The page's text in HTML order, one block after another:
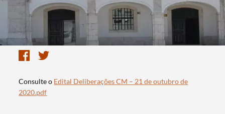
Consulte o Edital Deliberações CM – 21 de outubro de
2020.pdf